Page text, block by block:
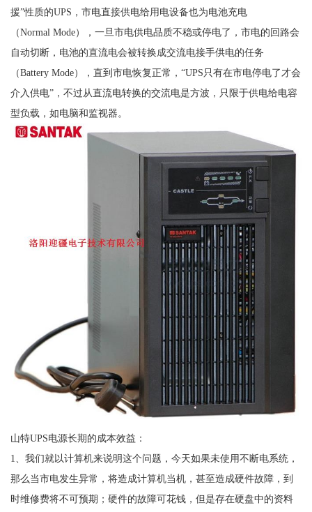
援”性质的UPS，市电直接供电给用电设备也为电池充电
（Normal Mode），一旦市电供电品质不稳或停电了，市电的回路会
自动切断，电池的直流电会被转换成交流电接手供电的任务
（Battery Mode），直到市电恢复正常，“UPS只有在市电停电了才会
介入供电”，不过从直流电转换的交流电是方波，只限于供电给电容
型负载，如电脑和监视器。
山特UPS电源长期的成本效益：
1、我们就以计算机来说明这个问题，今天如果未使用不断电系统，
那么当市电发生异常，将造成计算机当机，甚至造成硬件故障，到
时维修费将不可预期；硬件的故障可花钱，但是存在硬盘中的资料